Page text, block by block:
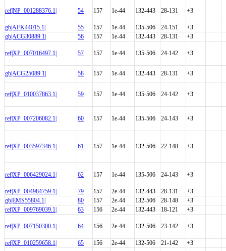
ref|NP_001288376.1| 54 157 1e-44 132-443 28-131 +3
gb|AFK44015.1| 55 157 1e-44 135-506 24-151
+3
gb|ACG30889.1|
56 157 1e-44 132-443 28-131 +3
ref|XP_007016497.1| 57 157 1e-44 135-506 24-142 +3
gb|ACG25089.1| 58 157 1e-44 132-443 28-131 +3
ref|XP_010037863.1| 59 157 1e-44 135-506 24-142 +3
ref|XP_007206082.1| 60 157 1e-44 135-506 24-143 +3
ref|XP_003597346.1| 61 157 1e-44 132-506 22-148 +3
ref|XP_006429024.1| 62 157 1e-44 135-506 24-143 +3
ref|XP_004984759.1| 79 157 2e-44 132-443 28-131
+3
gb|EMS55804.1|
80 157 2e-44 132-506 28-148
+3
ref|XP_009769039.1|
63 156 2e-44 132-443 18-121 +3
ref|XP_007150300.1| 64 156 2e-44 132-506 23-142 +3
ref|XP_010259658.1| 65 156 2e-44 132-506 21-142
+3